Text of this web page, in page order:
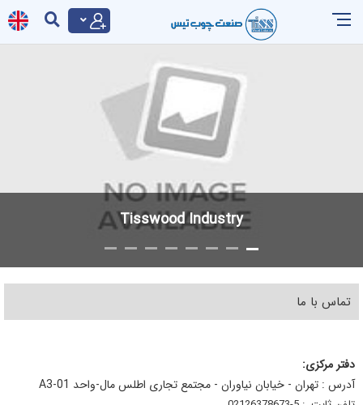
Tisswood Industry
تماس با ما
دفتر مرکزی:
آدرس : تهران - خیابان نیاوران - مجتمع تجاری اطلس مال-واحد A3-01